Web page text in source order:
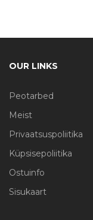
OUR LINKS
Peotarbed
Meist
Privaatsuspoliitika
Küpsisepoliitika
Ostuinfo
Sisukaart